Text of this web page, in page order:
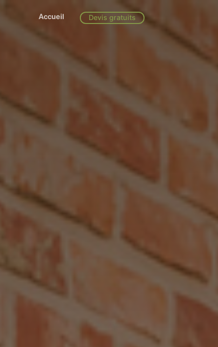
Accueil Devis gratuits